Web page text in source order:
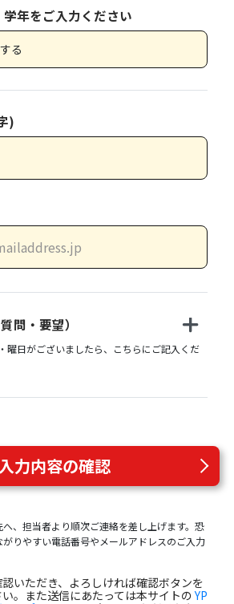
年をご入力ください
)
問・要望）
曜日がございましたら、こちらにご記入くだ
入力内容の確認
、担当者より順次ご連絡を差し上げます。恐
りやすい電話番号やメールアドレスのご入力
いただき、よろしければ確認ボタンを
。また送信にあたっては本サイトのYP